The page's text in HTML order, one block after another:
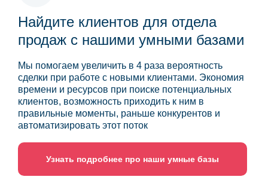
Найдите клиентов для отдела
продаж с нашими умными базами
Мы помогаем увеличить в 4 раза вероятность
сделки при работе с новыми клиентами. Экономия
времени и ресурсов при поиске потенциальных
клиентов, возможность приходить к ним в
правильные моменты, раньше конкурентов и
автоматизировать этот поток
Узнать подробнее про наши умные базы